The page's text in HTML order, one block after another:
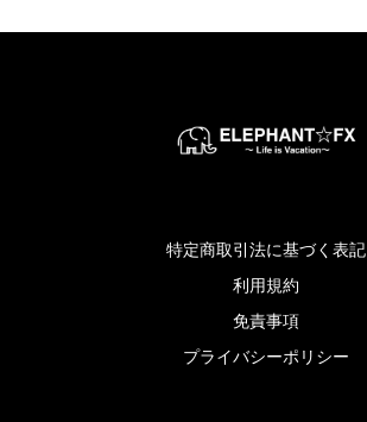
特定商取引法に基づく表記
利用規約
免責事項
プライバシーポリシー